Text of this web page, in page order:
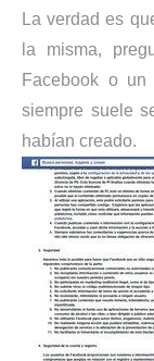
La verdad es
la misma,
Facebook o
siempre suele
habían creado.